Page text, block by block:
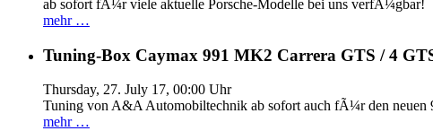
ab sofort fÃ¼r viele aktuelle Porsche-Modelle bei uns verfÃ¼gbar!
mehr …
Tuning-Box Caymax 991 MK2 Carrera GTS / 4
Thursday, 27. July 17, 00:00 Uhr
Tuning von A&A Automobiltechnik ab sofort auch fÃ¼r den neuen
mehr …